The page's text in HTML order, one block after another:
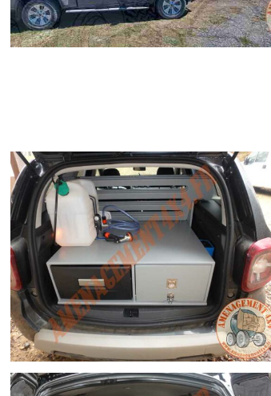
DACIA DUSTER 4×4 « PETIT RAID FAMILIAL »